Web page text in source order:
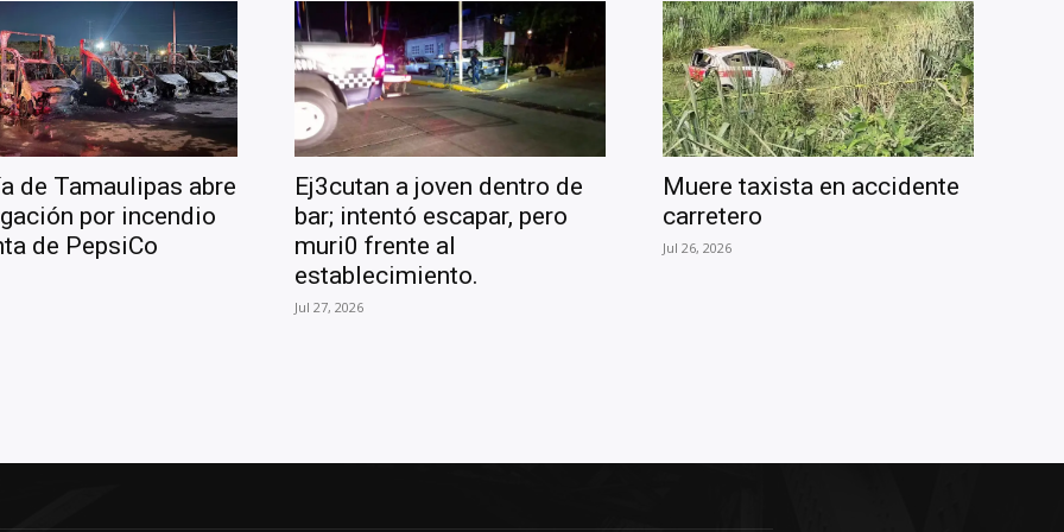
de Tamaulipas abre
por incendio
de PepsiCo
Ej3cutan a joven dentro de
bar; intentó escapar, pero
muri0 frente al
establecimiento.
Jul 27, 2026
Muere taxista en accidente
carretero
Jul 26, 2026